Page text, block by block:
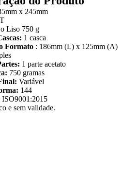
x 245mm
Liso 750 g
1 casca
Formato : 186mm (L) x 125mm (A)
1 parte acetato
750 gramas
Variável
144
ISO9001:2015
e sem validade.